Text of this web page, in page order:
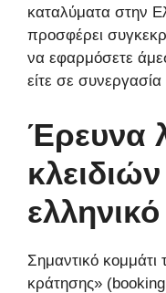
καταλύματα στην
προσφέρει
να εφαρμόσετε
είτε σε
Έρευνα
Σημαντικό κομμάτι
κράτησης» (booking